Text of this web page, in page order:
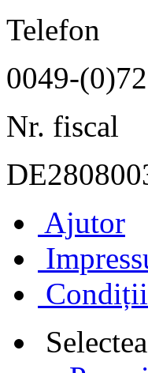
Telefon
0049-
Nr. fiscal
Ajutor